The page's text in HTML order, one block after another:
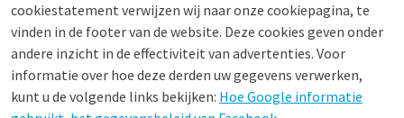
cookiestatement verwijzen wij naar onze cookiepagina, te
vinden in de footer van de website. Deze cookies geven onder
andere inzicht in de effectiviteit van advertenties. Voor
informatie over hoe deze derden uw gegevens verwerken,
kunt u de volgende links bekijken: Hoe Google informatie